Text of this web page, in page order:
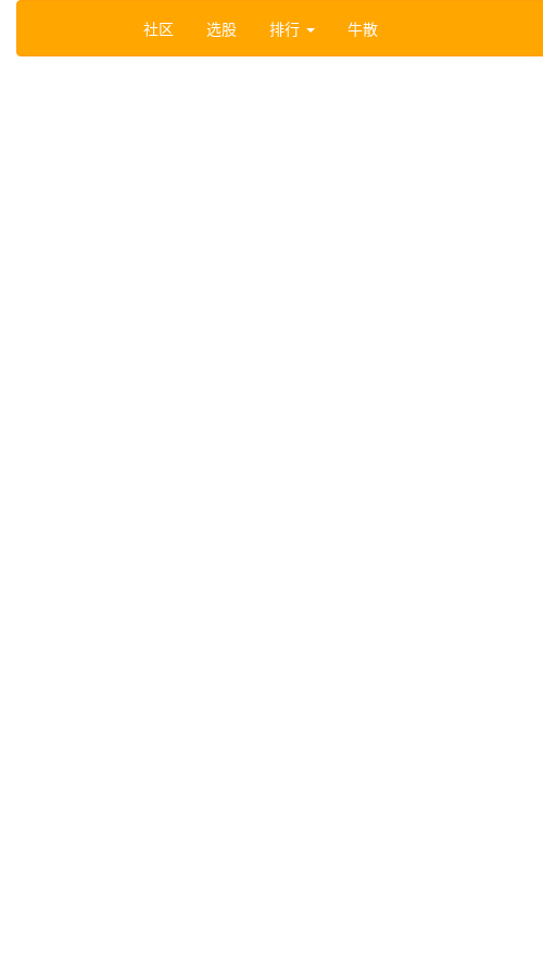
社区 选股 排行 牛散